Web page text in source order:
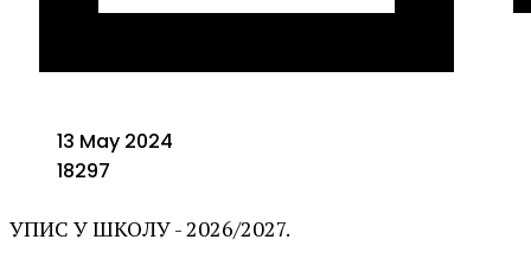
13 May 2024
18297
УПИС У ШКОЛУ - 2026/2027.